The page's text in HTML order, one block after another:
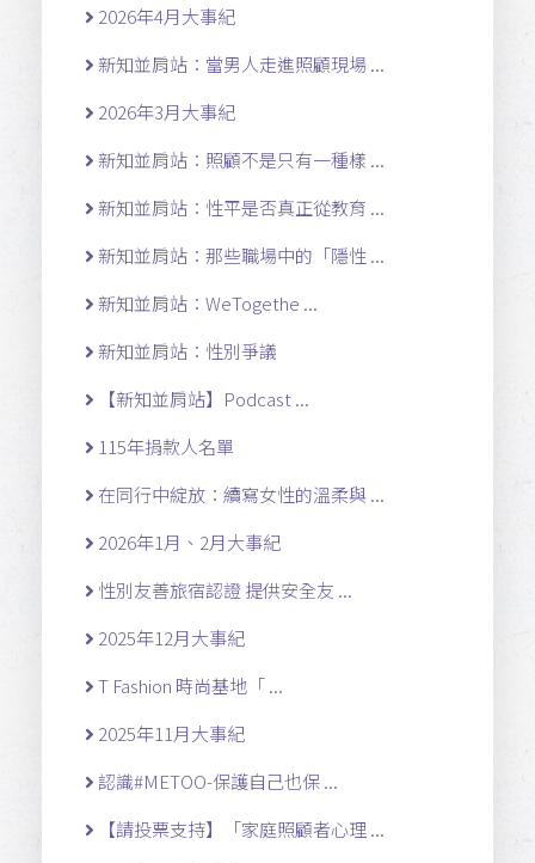
2026年4月大事紀
新知並肩站：當男人走進照顧現場 ...
2026年3月大事紀
新知並肩站：照顧不是只有一種樣 ...
新知並肩站：性平是否真正從教育 ...
新知並肩站：那些職場中的「隱性 ...
新知並肩站：WeTogethe ...
新知並肩站：性別爭議
【新知並肩站】Podcast ...
115年捐款人名單
在同行中綻放：續寫女性的溫柔與 ...
2026年1月、2月大事紀
性別友善旅宿認證 提供安全友 ...
2025年12月大事紀
T Fashion 時尚基地「 ...
2025年11月大事紀
認識#METOO-保護自己也保 ...
【請投票支持】「家庭照顧者心理 ...